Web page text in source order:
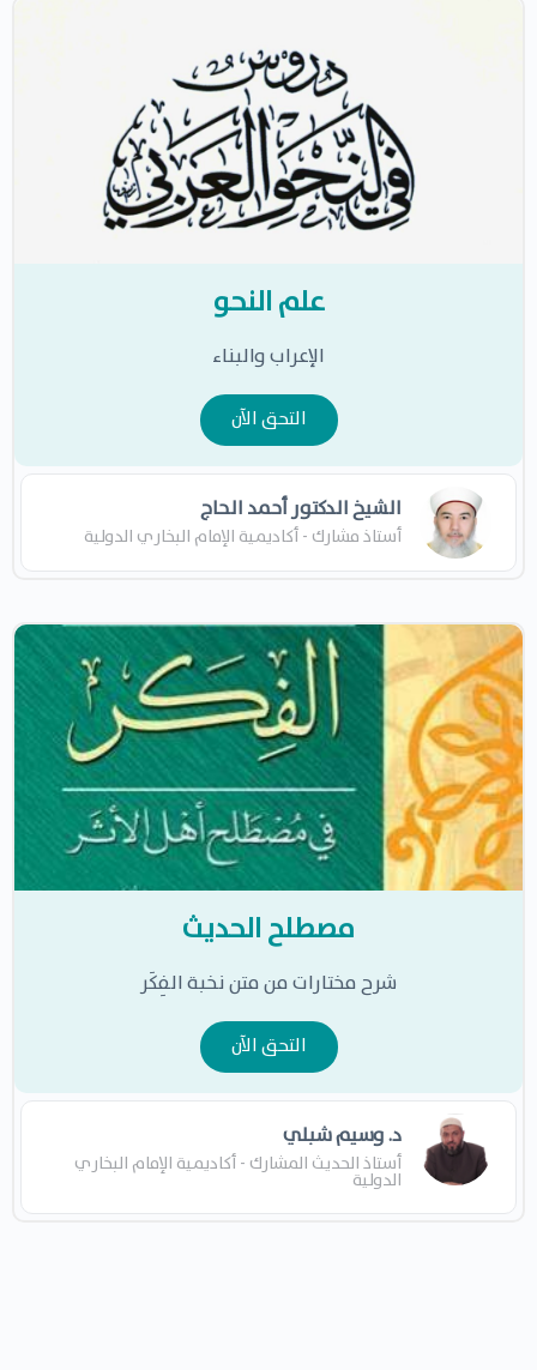
علم النحو
الإعراب والبناء
التحق الآن
الشيخ الدكتور أحمد الحاج
أستاذ مشارك - أكاديمية الإمام البخاري الدولية
مصطلح الحديث
شرح مختارات من متن نخبة الفِكَر
التحق الآن
د. وسيم شبلي
أستاذ الحديث المشارك - أكاديمية الإمام البخاري
الدولية